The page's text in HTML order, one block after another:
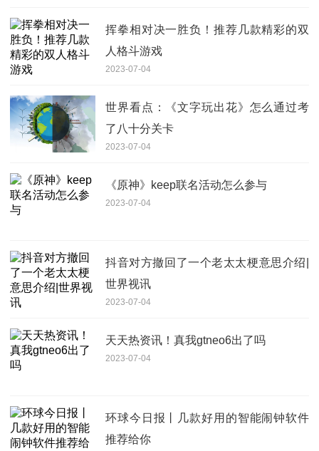
挥拳相对决一胜负！推荐几款精彩的双
人格斗游戏
2023-07-04
世界看点：《文字玩出花》怎么通过考
了八十分关卡
2023-07-04
《原神》keep联名活动怎么参与
2023-07-04
抖音对方撤回了一个老太太梗意思介绍|
世界视讯
2023-07-04
天天热资讯！真我gtneo6出了吗
2023-07-04
环球今日报丨几款好用的智能闹钟软件
推荐给你